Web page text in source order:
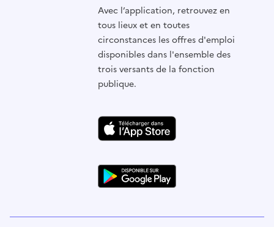
Avec l’application, retrouvez en
tous lieux et en toutes
circonstances les offres d'emploi
disponibles dans l'ensemble des
trois versants de la fonction
publique.